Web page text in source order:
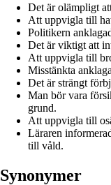
Det är olämpligt
Att uppvigla till
Politikern
Det är viktigt att
Att uppvigla till
Misstänkta
Det är strängt
Man bör vara
grund.
Att uppvigla till
Läraren
till våld.
Synonymer